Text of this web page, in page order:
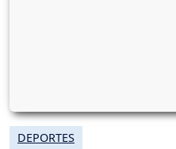
DEPORTES